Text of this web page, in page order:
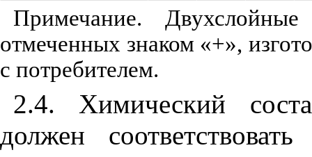
Примечание.
отмеченных знаком «+»,
с потребителем.
2.4. Химический
должен